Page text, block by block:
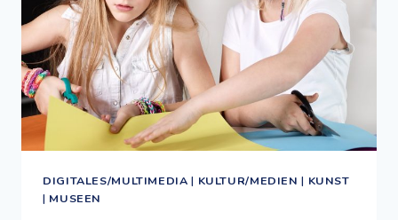
DIGITALES/MULTIMEDIA | KULTUR/MEDIEN | KUNST
| MUSEEN